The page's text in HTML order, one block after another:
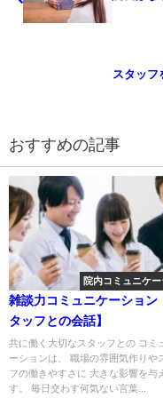
スタッフ
おすすめの記事
院内コミュニケ
雑談力コミュニケーション
タッフとの会話】
共に働く大切なスタッフとの コミ
ーションは、 職場の雰囲気作りや
フの働きやすさに 大きな影響を与
す。 毎日交わす何気ない言葉...